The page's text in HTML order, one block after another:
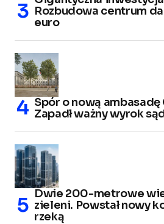
Rozbudowa centrum
euro
Spór o nową
Zapadł ważny wyrok
Dwie 200-metrowe
zieleni. Powstał nowy
rzeką